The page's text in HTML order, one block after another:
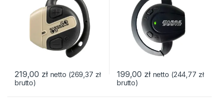
219,00 zł netto (269,37 zł
brutto)
199,00 zł netto (244,77 zł
brutto)